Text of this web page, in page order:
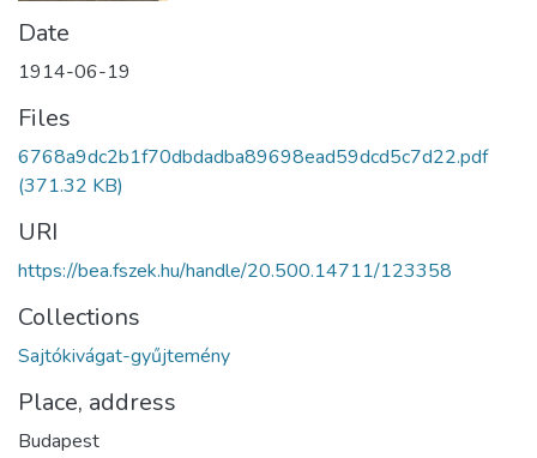
Date
1914-06-19
Files
6768a9dc2b1f70dbdadba89698ead59dcd5c7d22.pdf
(371.32 KB)
URI
https://bea.fszek.hu/handle/20.500.14711/123358
Collections
Sajtókivágat-gyűjtemény
Place, address
Budapest